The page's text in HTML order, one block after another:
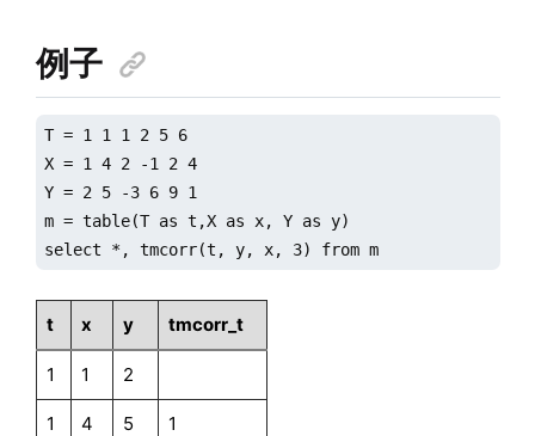
例子
T = 1 1 1 2 5 6
X = 1 4 2 -1 2 4
Y = 2 5 -3 6 9 1
m = table(T as t,X as x, Y as y)
select *, tmcorr(t, y, x, 3) from m
t x y tmcorr_t
1 1 2
1 4 5 1